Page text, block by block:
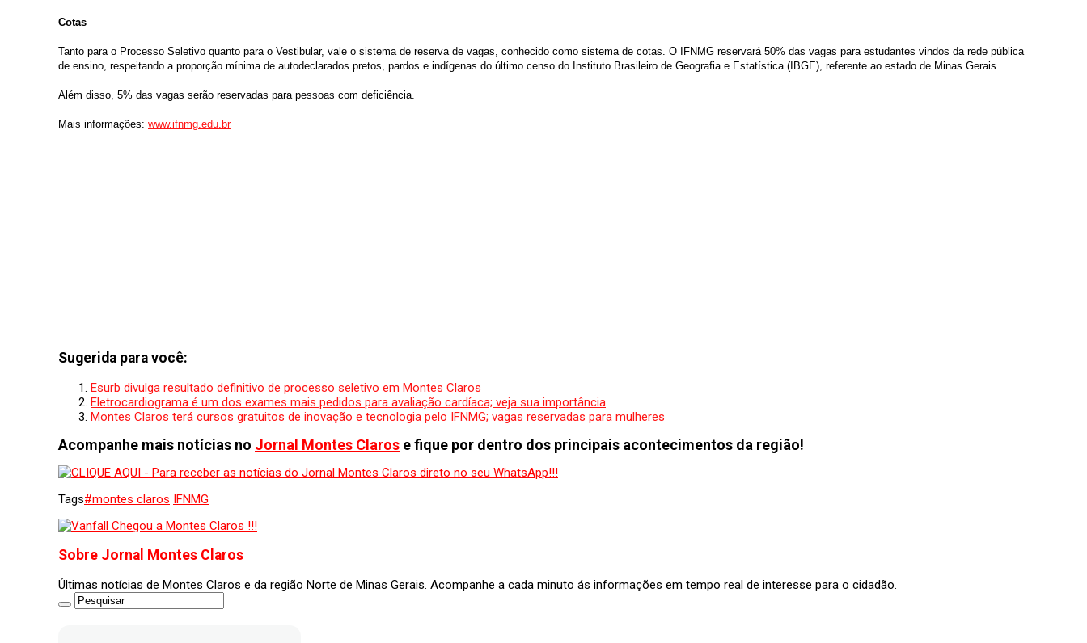
Cotas
Tanto para o Processo Seletivo quanto para o Vestibular, vale o sistema de reserva de vagas, conhecido como sistema de cotas. O IFNMG reservará 50% das vagas para estudantes vindos da rede pública
de ensino , respeitando a proporção mínima de autodeclarados pretos, pardos e indígenas do último censo do Instituto Brasileiro de Geografia e Estatística (IBGE), referente ao estado de Minas Gerais.
Além disso, 5% das vagas serão reservadas para pessoas com deficiência.
Mais informações: www.ifnmg.edu.br
Sugerida para você:
Esurb divulga resultado definitivo de processo seletivo em Montes Claros
Eletrocardiograma é um dos exames mais pedidos para avaliação cardíaca; veja sua importância
Montes Claros terá cursos gratuitos de inovação e tecnologia pelo IFNMG; vagas reservadas para mulheres
Acompanhe mais notícias no Jornal Montes Claros e fique por dentro dos principais acontecimentos da região!
Tags#montes claros IFNMG
Sobre Jornal Montes Claros
Últimas notícias de Montes Claros e da região Norte de Minas Gerais. Acompanhe a cada minuto ás informações em tempo real de interesse para o cidadão.